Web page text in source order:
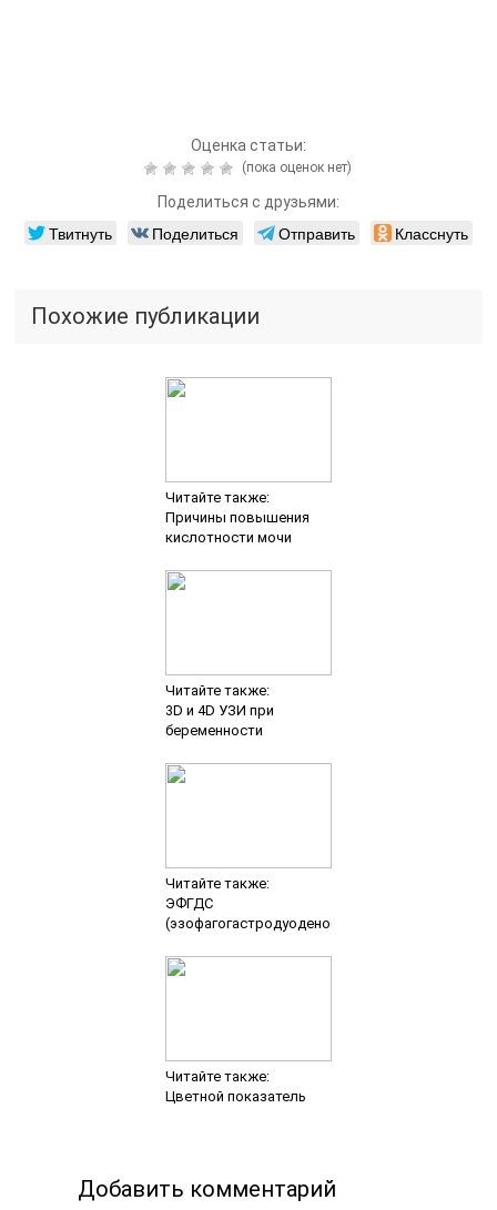
Читайте также:
кислотности мочи
3D и 4D УЗИ при
беременности
ЭФГДС
(эзофагогастродуоденоскопия)
Читайте также:
Цветной показатель